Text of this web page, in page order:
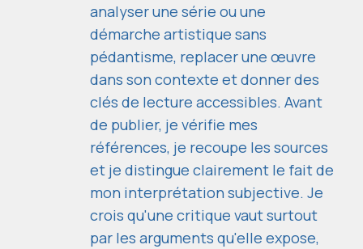
analyser une série ou une
démarche artistique sans
pédantisme, replacer une œuvre
dans son contexte et donner des
clés de lecture accessibles. Avant
de publier, je vérifie mes
références, je recoupe les sources
et je distingue clairement le fait de
mon interprétation subjective. Je
crois qu'une critique vaut surtout
par les arguments qu'elle expose,